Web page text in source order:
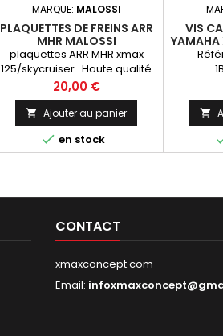
MARQUE: MALOSSI
PLAQUETTES DE FREINS ARR
MHR MALOSSI
plaquettes ARR MHR xmax
125/skycruiser Haute qualité
métal fritté Les plaquettes de
frein Malossi MHR Synt:
sintérisées, sans amiante, sont
réalisées dans des matériaux
spécifiques qui les rendent
particulièrement indiquées
Prix
20,00 €
 Ajouter au panier
 en stock
VIS

CONTACT
xmaxconcept.com
Email: